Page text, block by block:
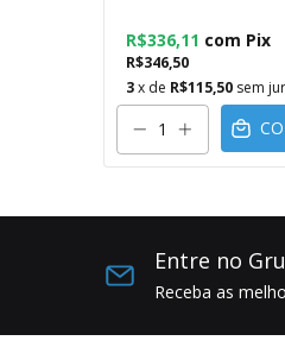
R$346,50
R$336,11 com Pix
3x de R$115,50 sem
Entre no
Receba as